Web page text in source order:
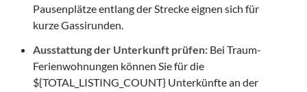
Pausenplätze entlang der Strecke eignen sich für
kurze Gassirunden.
Ausstattung der Unterkunft prüfen: Bei Traum-
Ferienwohnungen können Sie für die
${TOTAL_LISTING_COUNT} Unterkünfte an der